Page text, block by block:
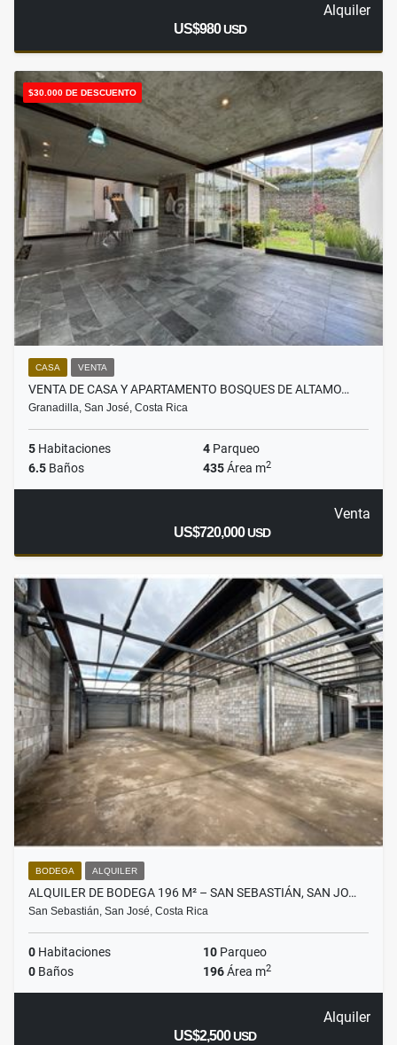
Alquiler
US$980USD
$30.000 DE DESCUENTO
CASA VENTA
VENTA DE CASA Y APARTAMENTO BOSQUES DE ALTAMO…
Granadilla, San José, Costa Rica
5 Habitaciones 4 Parqueo
6.5 Baños 435Área m2
Venta
US$720,000USD
BODEGA ALQUILER
ALQUILER DE BODEGA 196 M² – SAN SEBASTIÁN, SAN JO…
San Sebastián, San José, Costa Rica
0 Habitaciones 10 Parqueo
0 Baños 196Área m2
Alquiler
US$2,500USD